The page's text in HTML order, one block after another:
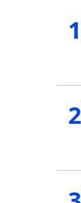
1
2